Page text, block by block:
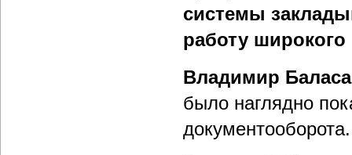
системы
работу широкого
Владимир
было наглядно
документооборота.